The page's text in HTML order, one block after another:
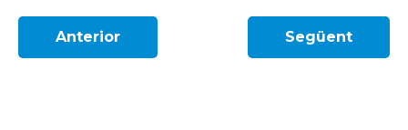
Anterior Següent